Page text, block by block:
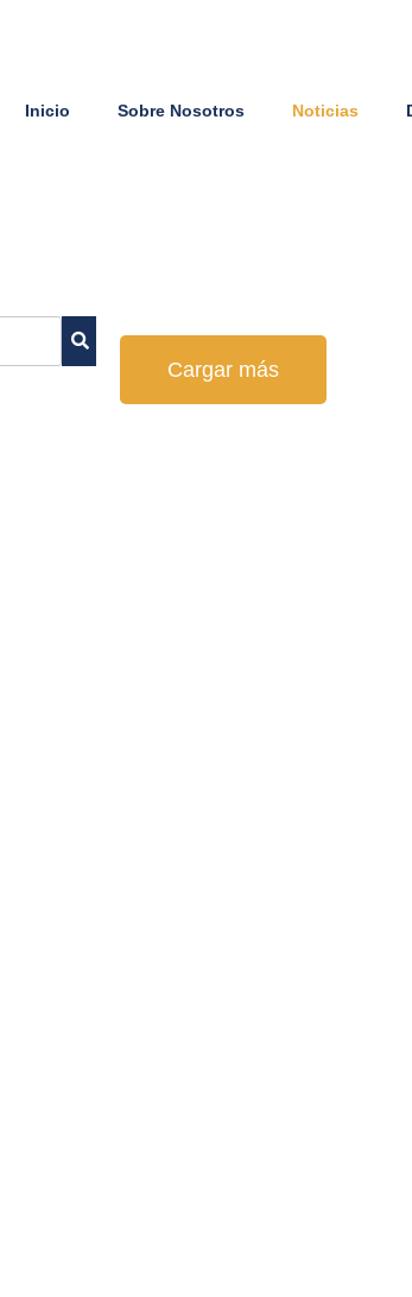
Inicio Sobre Nosotros Noticias
Cargar más